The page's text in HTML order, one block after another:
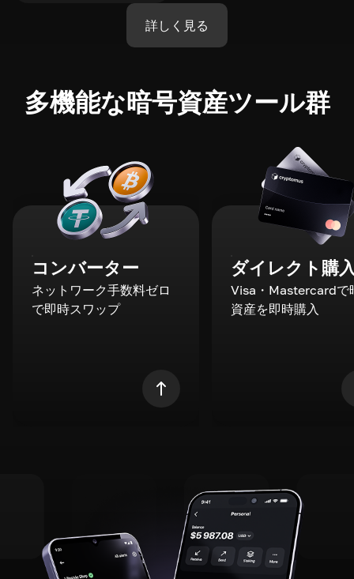
詳しく見る
多機能な暗号資産ツール群
コンバーター
ネットワーク手数料ゼロ
で即時スワップ
ダイレクト購
Visa・Mastercardで
資産を即時購入